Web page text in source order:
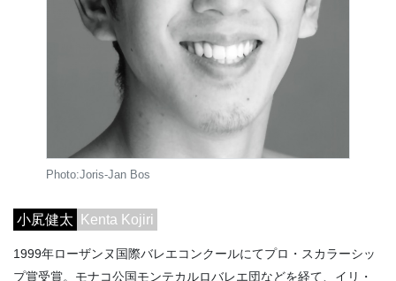
Photo:Joris-Jan Bos
小㞍健太 Kenta Kojiri
1999年ローザンヌ国際バレエコンクールにてプロ・スカラーシッ
プ賞受賞。モナコ公国モンテカルロバレエ団などを経て、イリ・